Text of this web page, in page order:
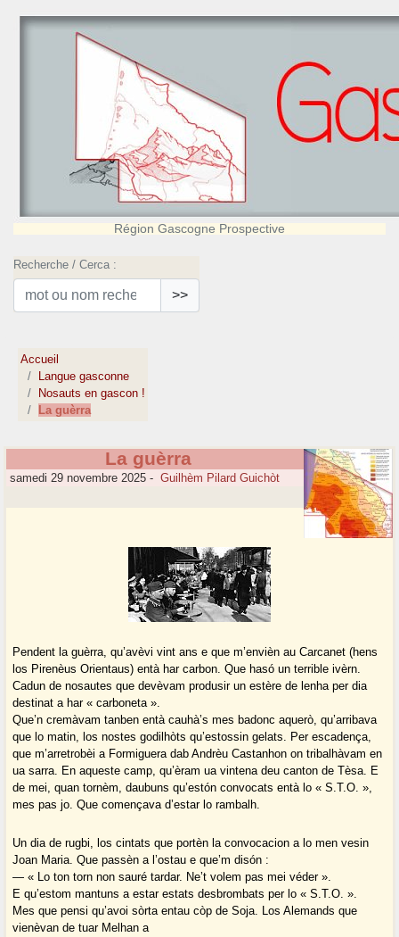
Région Gascogne Prospective
Recherche / Cerca :
>>
Accueil
Langue gasconne
Nosauts en gascon !
La guèrra
La guèrra
samedi 29 novembre 2025 - Guilhèm Pilard Guichòt
Pendent la guèrra, qu’avèvi vint ans e que m’envièn au Carcanet (hens
los Pirenèus Orientaus) entà har carbon. Que hasó un terrible ivèrn.
Cadun de nosautes que devèvam produsir un estère de lenha per dia
destinat a har « carboneta ».
Que’n cremàvam tanben entà cauhà’s mes badonc aquerò, qu’arribava
que lo matin, los nostes godilhòts qu’estossin gelats. Per escadença,
que m’arretrobèi a Formiguera dab Andrèu Castanhon on tribalhàvam en
ua sarra. En aqueste camp, qu’èram ua vintena deu canton de Tèsa. E
de mei, quan tornèm, daubuns qu’estón convocats entà lo « S.T.O. »,
mes pas jo. Que començava d’estar lo rambalh.
Un dia de rugbi, los cintats que portèn la convocacion a lo men vesin
Joan Maria. Que passèn a l’ostau e que’m disón :
― « Lo ton torn non sauré tardar. Ne’t volem pas mei véder ».
E qu’estom mantuns a estar estats desbrombats per lo « S.T.O. ».
Mes que pensi qu’avoi sòrta entau còp de Soja. Los Alemands que
vienèvan de tuar Melhan a